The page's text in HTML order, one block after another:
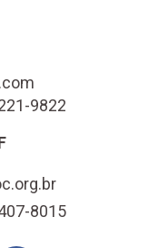
9822
8015